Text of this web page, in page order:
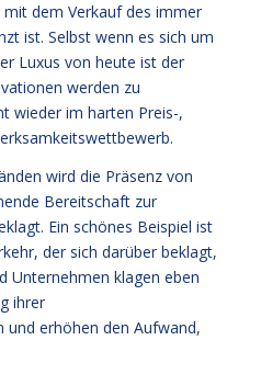
dem Verkauf des immer
ist. Selbst wenn es sich um
Luxus von heute ist der
werden zu
wieder im harten Preis-,
wird die Präsenz von
Bereitschaft zur
Ein schönes Beispiel ist
der sich darüber beklagt,
Unternehmen klagen eben
ihrer
erhöhen den Aufwand,